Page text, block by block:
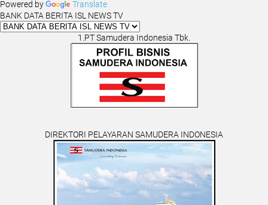
Powered by
Translate
BANK DATA BERITA ISL NEWS TV
1.PT Samudera Indonesia Tbk.
DIREKTORI PELAYARAN SAMUDERA INDONESIA